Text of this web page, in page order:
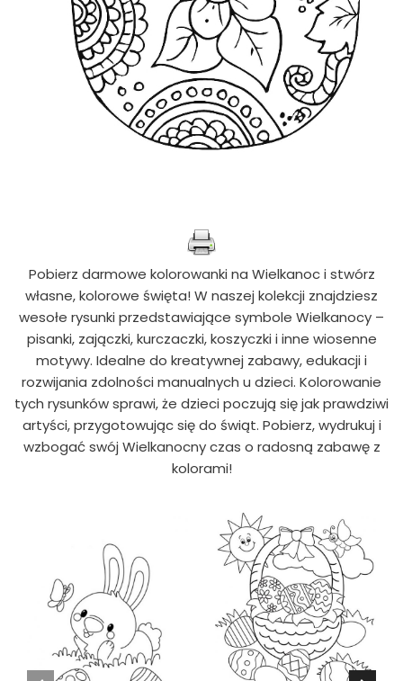
Pobierz darmowe kolorowanki na Wielkanoc i stwórz
własne, kolorowe święta! W naszej kolekcji znajdziesz
wesołe rysunki przedstawiające symbole Wielkanocy –
pisanki, zajączki, kurczaczki, koszyczki i inne wiosenne
motywy. Idealne do kreatywnej zabawy, edukacji i
rozwijania zdolności manualnych u dzieci. Kolorowanie
tych rysunków sprawi, że dzieci poczują się jak prawdziwi
artyści, przygotowując się do świąt. Pobierz, wydrukuj i
wzbogać swój Wielkanocny czas o radosną zabawę z
kolorami!